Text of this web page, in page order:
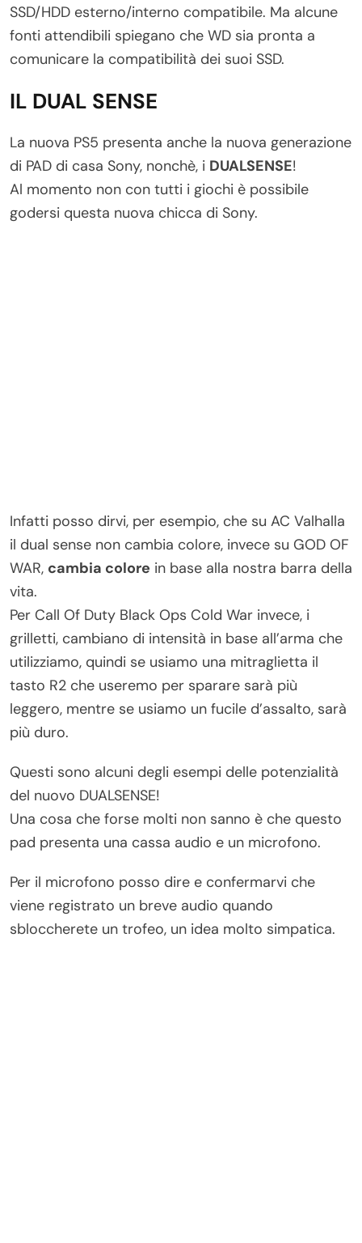
SSD/HDD esterno/interno compatibile. Ma alcune
fonti attendibili spiegano che WD sia pronta a
comunicare la compatibilità dei suoi SSD.
IL DUAL SENSE
La nuova PS5 presenta anche la nuova generazione
di PAD di casa Sony, nonchè, i DUALSENSE!
Al momento non con tutti i giochi è possibile
godersi questa nuova chicca di Sony.
Infatti posso dirvi, per esempio, che su AC Valhalla
il dual sense non cambia colore, invece su GOD OF
WAR, cambia colore in base alla nostra barra della
vita.
Per Call Of Duty Black Ops Cold War invece, i
grilletti, cambiano di intensità in base all’arma che
utilizziamo, quindi se usiamo una mitraglietta il
tasto R2 che useremo per sparare sarà più
leggero, mentre se usiamo un fucile d’assalto, sarà
più duro.
Questi sono alcuni degli esempi delle potenzialità
del nuovo DUALSENSE!
Una cosa che forse molti non sanno è che questo
pad presenta una cassa audio e un microfono.
Per il microfono posso dire e confermarvi che
viene registrato un breve audio quando
sbloccherete un trofeo, un idea molto simpatica.